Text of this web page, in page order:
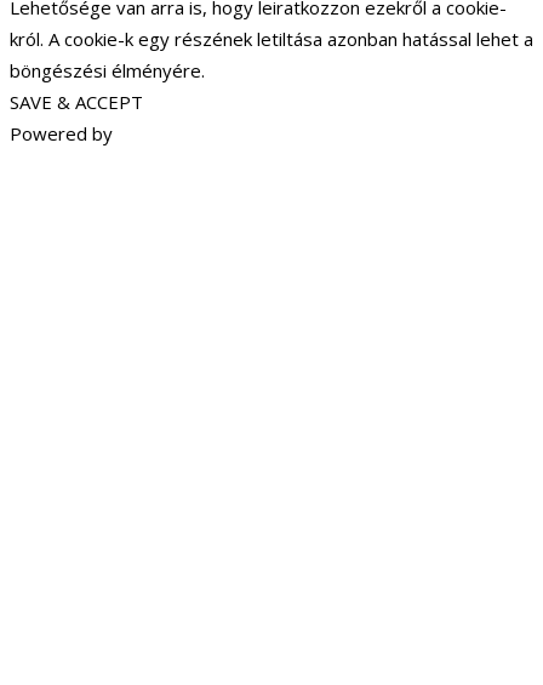
Lehetősége van arra is, hogy leiratkozzon ezekről a cookie-
król. A cookie-k egy részének letiltása azonban hatással lehet a
böngészési élményére.
SAVE & ACCEPT
Powered by